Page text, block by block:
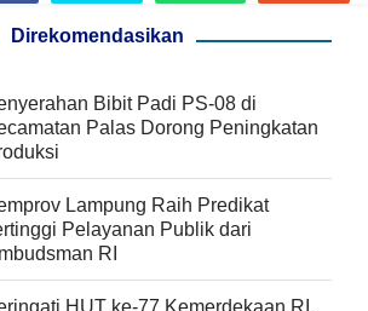
Direkomendasikan
Bibit Padi PS-08 di
Palas Dorong Peningkatan
Lampung Raih Predikat
Pelayanan Publik dari
RI
HUT ke-77 Kemerdekaan RI,